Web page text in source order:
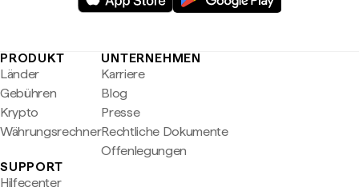
PRODUKT
Länder
Gebühren
Krypto
Währungsrechner
UNTERNEHMEN
Karriere
Blog
Presse
Rechtliche Dokumente
Offenlegungen
SUPPORT
Hilfecenter